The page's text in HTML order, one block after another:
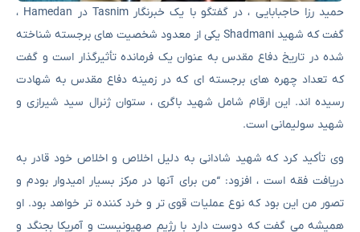
حمید رزا حاجبابایی ، در گفتگو با یک خبرنگار Tasnim در Hamedan ،
گفت که شهید Shadmani یکی از معدود شخصیت های برجسته شناخته
شده در تاریخ دفاع مقدس به عنوان یک فرمانده تأثیرگذار است و گفت
که تعداد چهره های برجسته ای که در زمینه دفاع مقدس به شهادت
رسیده اند. این ارقام شامل شهید باگری ، ستوان ژنرال سید شیرازی و
شهید سولیمانی است.
وی تأکید کرد که شهید شادانی به دلیل اخلاص و اخلاص خود قادر به
دریافت فقه است ، افزود: “من برای آنها در مرکز بسیار امیدوار بودم و
تصور من این بود که نوع عملیات قوی تر و خرد کننده تر خواهد بود. او
همیشه می گفت که دوست دارد با رژیم صهیونیست و آمریکا بجنگد و